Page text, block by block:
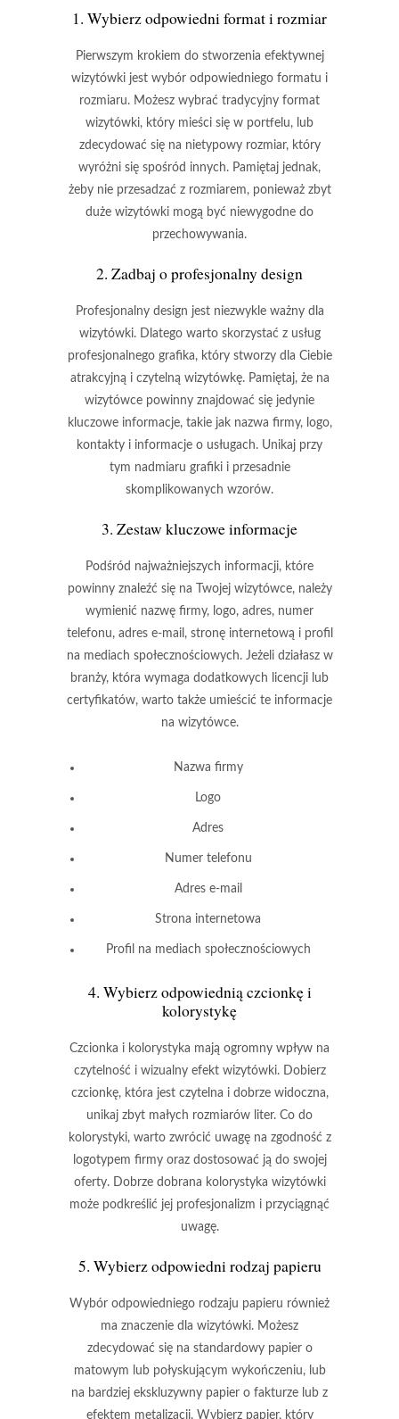
1. Wybierz odpowiedni format i rozmiar
Pierwszym krokiem do stworzenia efektywnej
wizytówki jest wybór odpowiedniego formatu i
rozmiaru. Możesz wybrać tradycyjny format
wizytówki, który mieści się w portfelu, lub
zdecydować się na nietypowy rozmiar, który
wyróżni się spośród innych. Pamiętaj jednak,
żeby nie przesadzać z rozmiarem, ponieważ zbyt
duże wizytówki mogą być niewygodne do
przechowywania.
2. Zadbaj o profesjonalny design
Profesjonalny design jest niezwykle ważny dla
wizytówki. Dlatego warto skorzystać z usług
profesjonalnego grafika, który stworzy dla Ciebie
atrakcyjną i czytelną wizytówkę. Pamiętaj, że na
wizytówce powinny znajdować się jedynie
kluczowe informacje, takie jak nazwa firmy, logo,
kontakty i informacje o usługach. Unikaj przy
tym nadmiaru grafiki i przesadnie
skomplikowanych wzorów.
3. Zestaw kluczowe informacje
Podśród najważniejszych informacji, które
powinny znaleźć się na Twojej wizytówce, należy
wymienić nazwę firmy, logo, adres, numer
telefonu, adres e-mail, stronę internetową i profil
na mediach społecznościowych. Jeżeli działasz w
branży, która wymaga dodatkowych licencji lub
certyfikatów, warto także umieścić te informacje
na wizytówce.
Nazwa firmy
Logo
Adres
Numer telefonu
Adres e-mail
Strona internetowa
Profil na mediach społecznościowych
4. Wybierz odpowiednią czcionkę i
kolorystykę
Czcionka i kolorystyka mają ogromny wpływ na
czytelność i wizualny efekt wizytówki. Dobierz
czcionkę, która jest czytelna i dobrze widoczna,
unikaj zbyt małych rozmiarów liter. Co do
kolorystyki, warto zwrócić uwagę na zgodność z
logotypem firmy oraz dostosować ją do swojej
oferty. Dobrze dobrana kolorystyka wizytówki
może podkreślić jej profesjonalizm i przyciągnąć
uwagę.
5. Wybierz odpowiedni rodzaj papieru
Wybór odpowiedniego rodzaju papieru również
ma znaczenie dla wizytówki. Możesz
zdecydować się na standardowy papier o
matowym lub połyskującym wykończeniu, lub
na bardziej ekskluzywny papier o fakturze lub z
efektem metalizacji. Wybierz papier, który